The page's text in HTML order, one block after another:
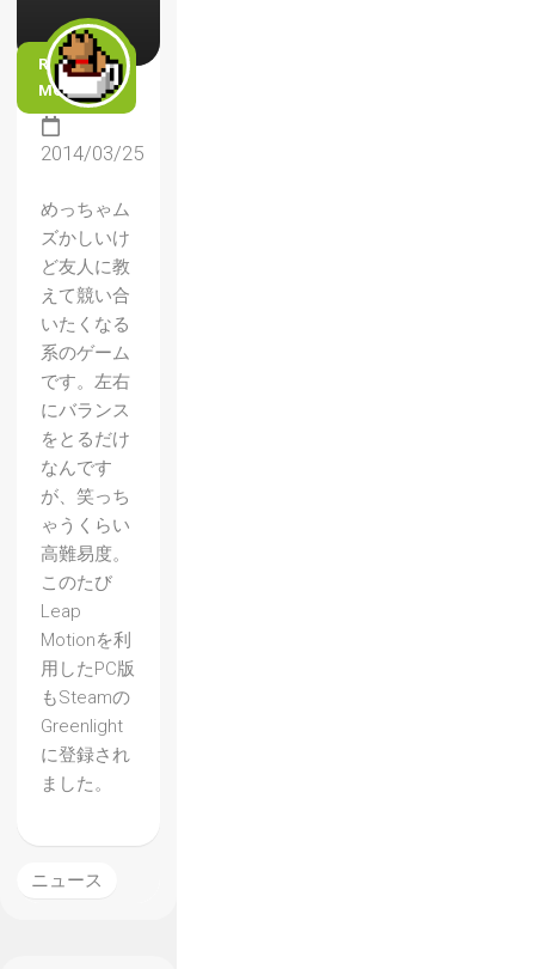
READ
MORE
2014/03/25
めっちゃム
ズかしいけ
ど友人に教
えて競い合
いたくなる
系のゲーム
です。左右
にバランス
をとるだけ
なんです
が、笑っち
ゃうくらい
高難易度。
このたび
Leap
Motionを利
用したPC版
もSteamの
Greenlight
に登録され
ました。
ニュース
【Rex
Rocket
】8bit
風ドッ
ト絵に
カッコ
イイチ
ップチ
ューン
のメト